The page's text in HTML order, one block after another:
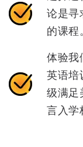
论是寻
的课程
体验我
英语培
级满足
言入学